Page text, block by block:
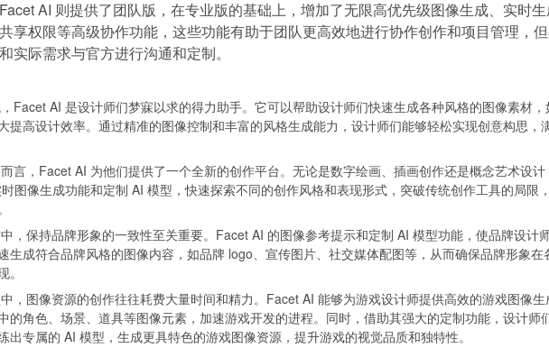
AI 则提供了团队版，在专业版的基础上，增加了无限高优先级图像生成、实时生
享权限等高级协作功能，这些功能有助于团队更高效地进行协作创作和项目管理，
实际需求与官方进行沟通和定制。
，Facet AI 是设计师们梦寐以求的得力助手。它可以帮助设计师们快速生成各种风格的图像素材，
提高设计效率。通过精准的图像控制和丰富的风格生成能力，设计师们能够轻松实现创意构思，
而言，Facet AI 为他们提供了一个全新的创作平台。无论是数字绘画、插画创作还是概念艺术设
图像生成功能和定制 AI 模型，快速探索不同的创作风格和表现形式，突破传统创作工具的局限
中，保持品牌形象的一致性至关重要。Facet AI 的图像参考提示和定制 AI 模型功能，使品牌设计
生成符合品牌风格的图像内容，如品牌 logo、宣传图片、社交媒体配图等，从而确保品牌形象在
中，图像资源的创作往往耗费大量时间和精力。Facet AI 能够为游戏设计师提供高效的游戏图像
的角色、场景、道具等图像元素，加速游戏开发的进程。同时，借助其强大的定制功能，设计师
出专属的 AI 模型，生成更具特色的游戏图像资源，提升游戏的视觉品质和独特性。